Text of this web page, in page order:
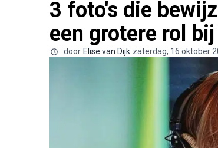
3 foto's die
een grotere rol
door Elise van Dijk zaterdag, 16 oktober